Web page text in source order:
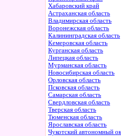
Хабаровский край
Астраханская область
Владимирская область
Воронежская область
Калининградская область
Кемеровская область
Курганская область
Липецкая область
Мурманская область
Новосибирская область
Орловская область
Псковская область
Самарская область
Свердловская область
Тверская область
Тюменская область
Ярославская область
Чукотский автономный